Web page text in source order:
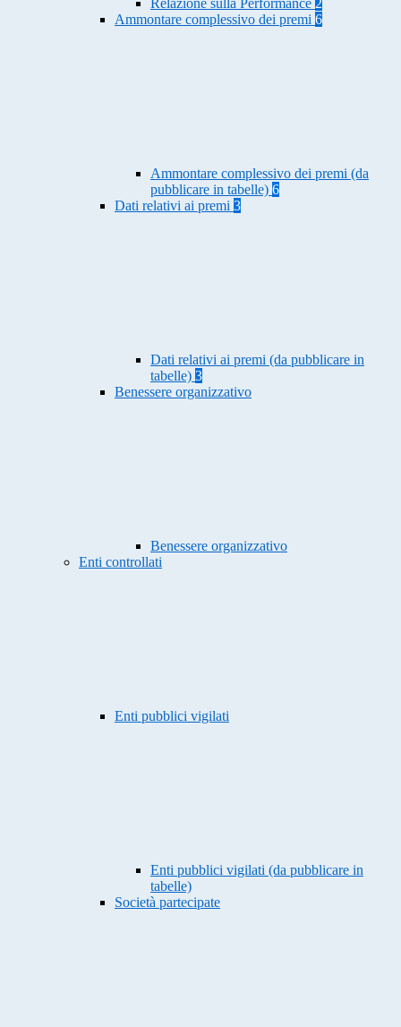
Relazione sulla Performance 2
Ammontare complessivo dei premi 6
Ammontare complessivo dei premi (da
pubblicare in tabelle) 6
Dati relativi ai premi 3
Dati relativi ai premi (da pubblicare in
tabelle) 3
Benessere organizzativo
Benessere organizzativo
Enti controllati
Enti pubblici vigilati
Enti pubblici vigilati (da pubblicare in
tabelle)
Società partecipate